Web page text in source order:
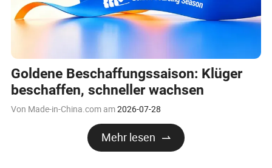
Goldene Beschaffungssaison: Klüger
beschaffen, schneller wachsen
Von Made-in-China.com am2026-07-28
Mehr lesen